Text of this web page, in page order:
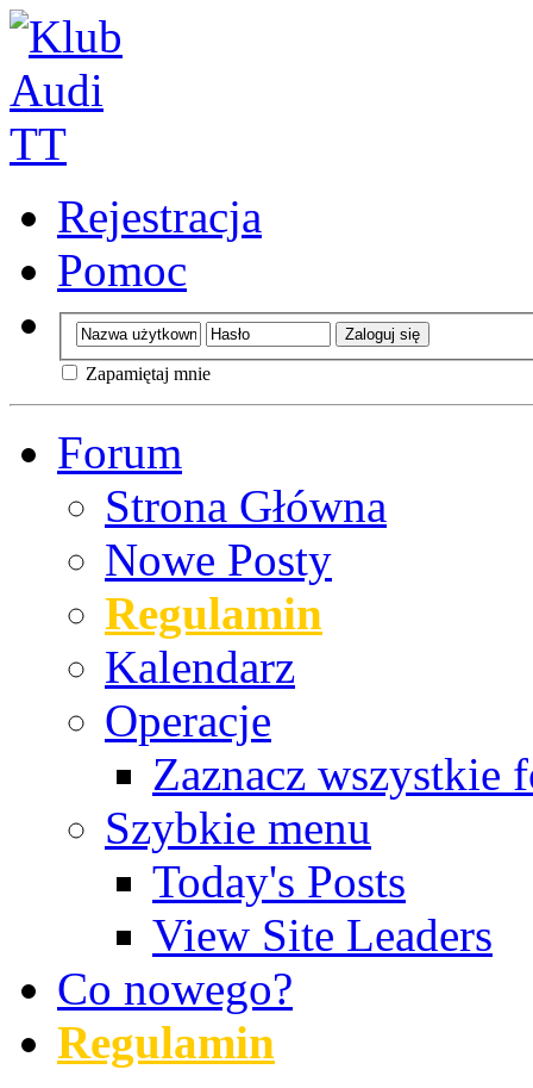
Rejestracja
Pomoc
Zapamiętaj mnie
Forum
Strona Główna
Nowe Posty
Regulamin
Kalendarz
Operacje
Zaznacz wszystkie
Szybkie menu
Today's Posts
View Site Leaders
Co nowego?
Regulamin